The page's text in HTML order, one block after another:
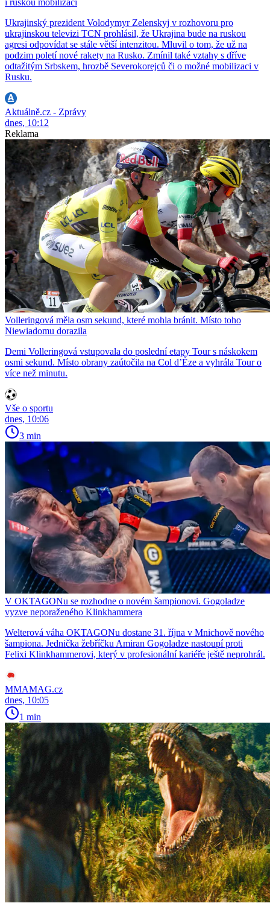
i ruskou mobilizací
Ukrajinský prezident Volodymyr Zelenskyj v rozhovoru pro
ukrajinskou televizi TCN prohlásil, že Ukrajina bude na ruskou
agresi odpovídat se stále větší intenzitou. Mluvil o tom, že už na
podzim poletí nové rakety na Rusko. Zmínil také vztahy s dříve
odtažitým Srbskem, hrozbě Severokorejců či o možné mobilizaci v
Rusku.
Aktuálně.cz - Zprávy
dnes, 10:12
Reklama
Volleringová měla osm sekund, které mohla bránit. Místo toho
Niewiadomu dorazila
Demi Volleringová vstupovala do poslední etapy Tour s náskokem
osmi sekund. Místo obrany zaútočila na Col d’Èze a vyhrála Tour o
více než minutu.
Vše o sportu
dnes, 10:06
3 min
V OKTAGONu se rozhodne o novém šampionovi. Gogoladze
vyzve neporaženého Klinkhammera
Welterová váha OKTAGONu dostane 31. října v Mnichově nového
šampiona. Jednička žebříčku Amiran Gogoladze nastoupí proti
Felixi Klinkhammerovi, který v profesionální kariéře ještě neprohrál.
MMAMAG.cz
dnes, 10:05
1 min